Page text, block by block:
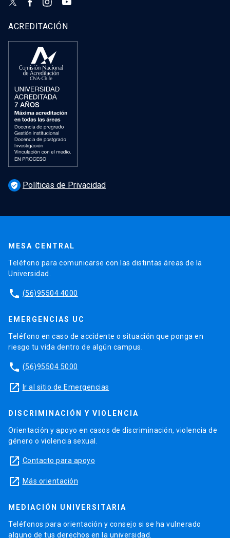
ACREDITACIÓN
verified_user Políticas de Privacidad
MESA CENTRAL
Teléfono para comunicarse con las distintas áreas de la
Universidad.
phone (56)95504 4000
EMERGENCIAS UC
Teléfono en caso de accidente o situación que ponga en
riesgo tu vida dentro de algún campus.
phone (56)95504 5000
launch Ir al sitio de Emergencias
DISCRIMINACIÓN Y VIOLENCIA
Orientación y apoyo en casos de discriminación, violencia de
género o violencia sexual.
launch Contacto para apoyo
launch Más orientación
MEDIACIÓN UNIVERSITARIA
Teléfonos para orientación y consejo si se ha vulnerado
alguno de tus derechos en la universidad.